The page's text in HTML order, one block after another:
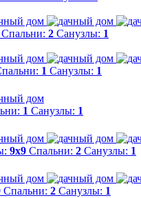
Спальни: 2 Санузлы: 1
1 Санузлы: 1
1 Санузлы: 1
9х9 Спальни: 2 Санузлы: 1
Спальни: 2 Санузлы: 1